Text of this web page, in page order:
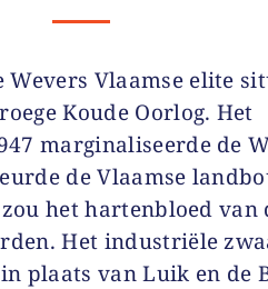
Wevers Vlaamse elite
Koude Oorlog. Het
marginaliseerde de
de Vlaamse
het hartenbloed van
Het industriële
plaats van Luik en de